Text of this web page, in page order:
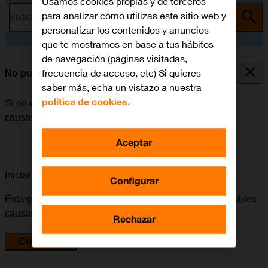
Busca por problema o tema
No puedo realizar llamadas
Si no es posible realizar llamadas, puede haber varias
causas posibles al problema.
Iniciar la guía para solucionar tu problema
Esta guía te va a conducir a través de una serie de posibles
causas y soluciones al problema.
Comenzar
para analizar cómo utilizas este sitio web y
personalizar los contenidos y anuncios
que te mostramos en base a tus hábitos
de navegación (páginas visitadas,
frecuencia de acceso, etc) Si quieres
saber más, echa un vistazo a nuestra
política de cookies.
Configurar
Rechazar
Aceptar